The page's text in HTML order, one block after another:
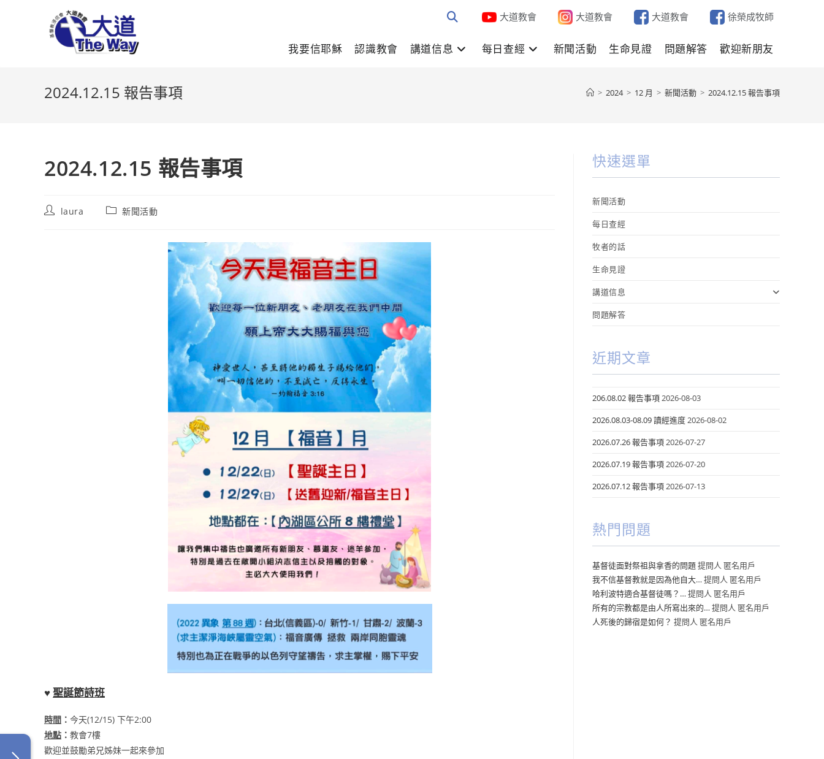
大道教會 大道教會 大道教會 徐榮成牧師
我要信耶穌 認識教會 講道信息 每日查經 新聞活動 生命見證 問題解答 歡迎新朋友
2024.12.15 報告事項 > 2024 > 12 月 > 新聞活動 > 2024.12.15 報告事項
2024.12.15 報告事項
Postlaura
Post新聞活動
♥聖誕節詩班
時間 ： 今天(12/15) 下午2:00
地點 ： 教會7樓
歡迎並鼓勵弟兄姊妹一起來參加
快速選單
新聞活動
每日查經
牧者的話
生命見證
講道信息
問題解答
近期文章
206.08.02 報告事項2026-08-03
2026.08.03-08.09 讀經進度2026-08-02
2026.07.26 報告事項2026-07-27
2026.07.19 報告事項2026-07-20
2026.07.12 報告事項2026-07-13
熱門問題
基督徒面對祭祖與拿香的問題提問人 匿名用戶
我不信基督教就是因為他自大… 提問人 匿名用戶
哈利波特適合基督徒嗎？… 提問人 匿名用戶
所有的宗教都是由人所寫出來的… 提問人 匿名用戶
人死後的歸宿是如何？ 提問人 匿名用戶